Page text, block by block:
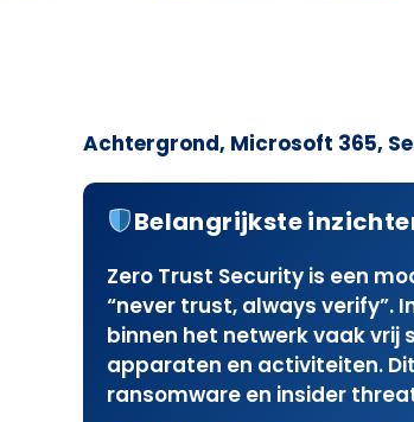
Achtergrond, Microsoft 365,
Belangrijkste
Zero Trust Security is een
“never trust, always verify”.
binnen het netwerk vaak
apparaten en activiteiten.
ransomware en insider